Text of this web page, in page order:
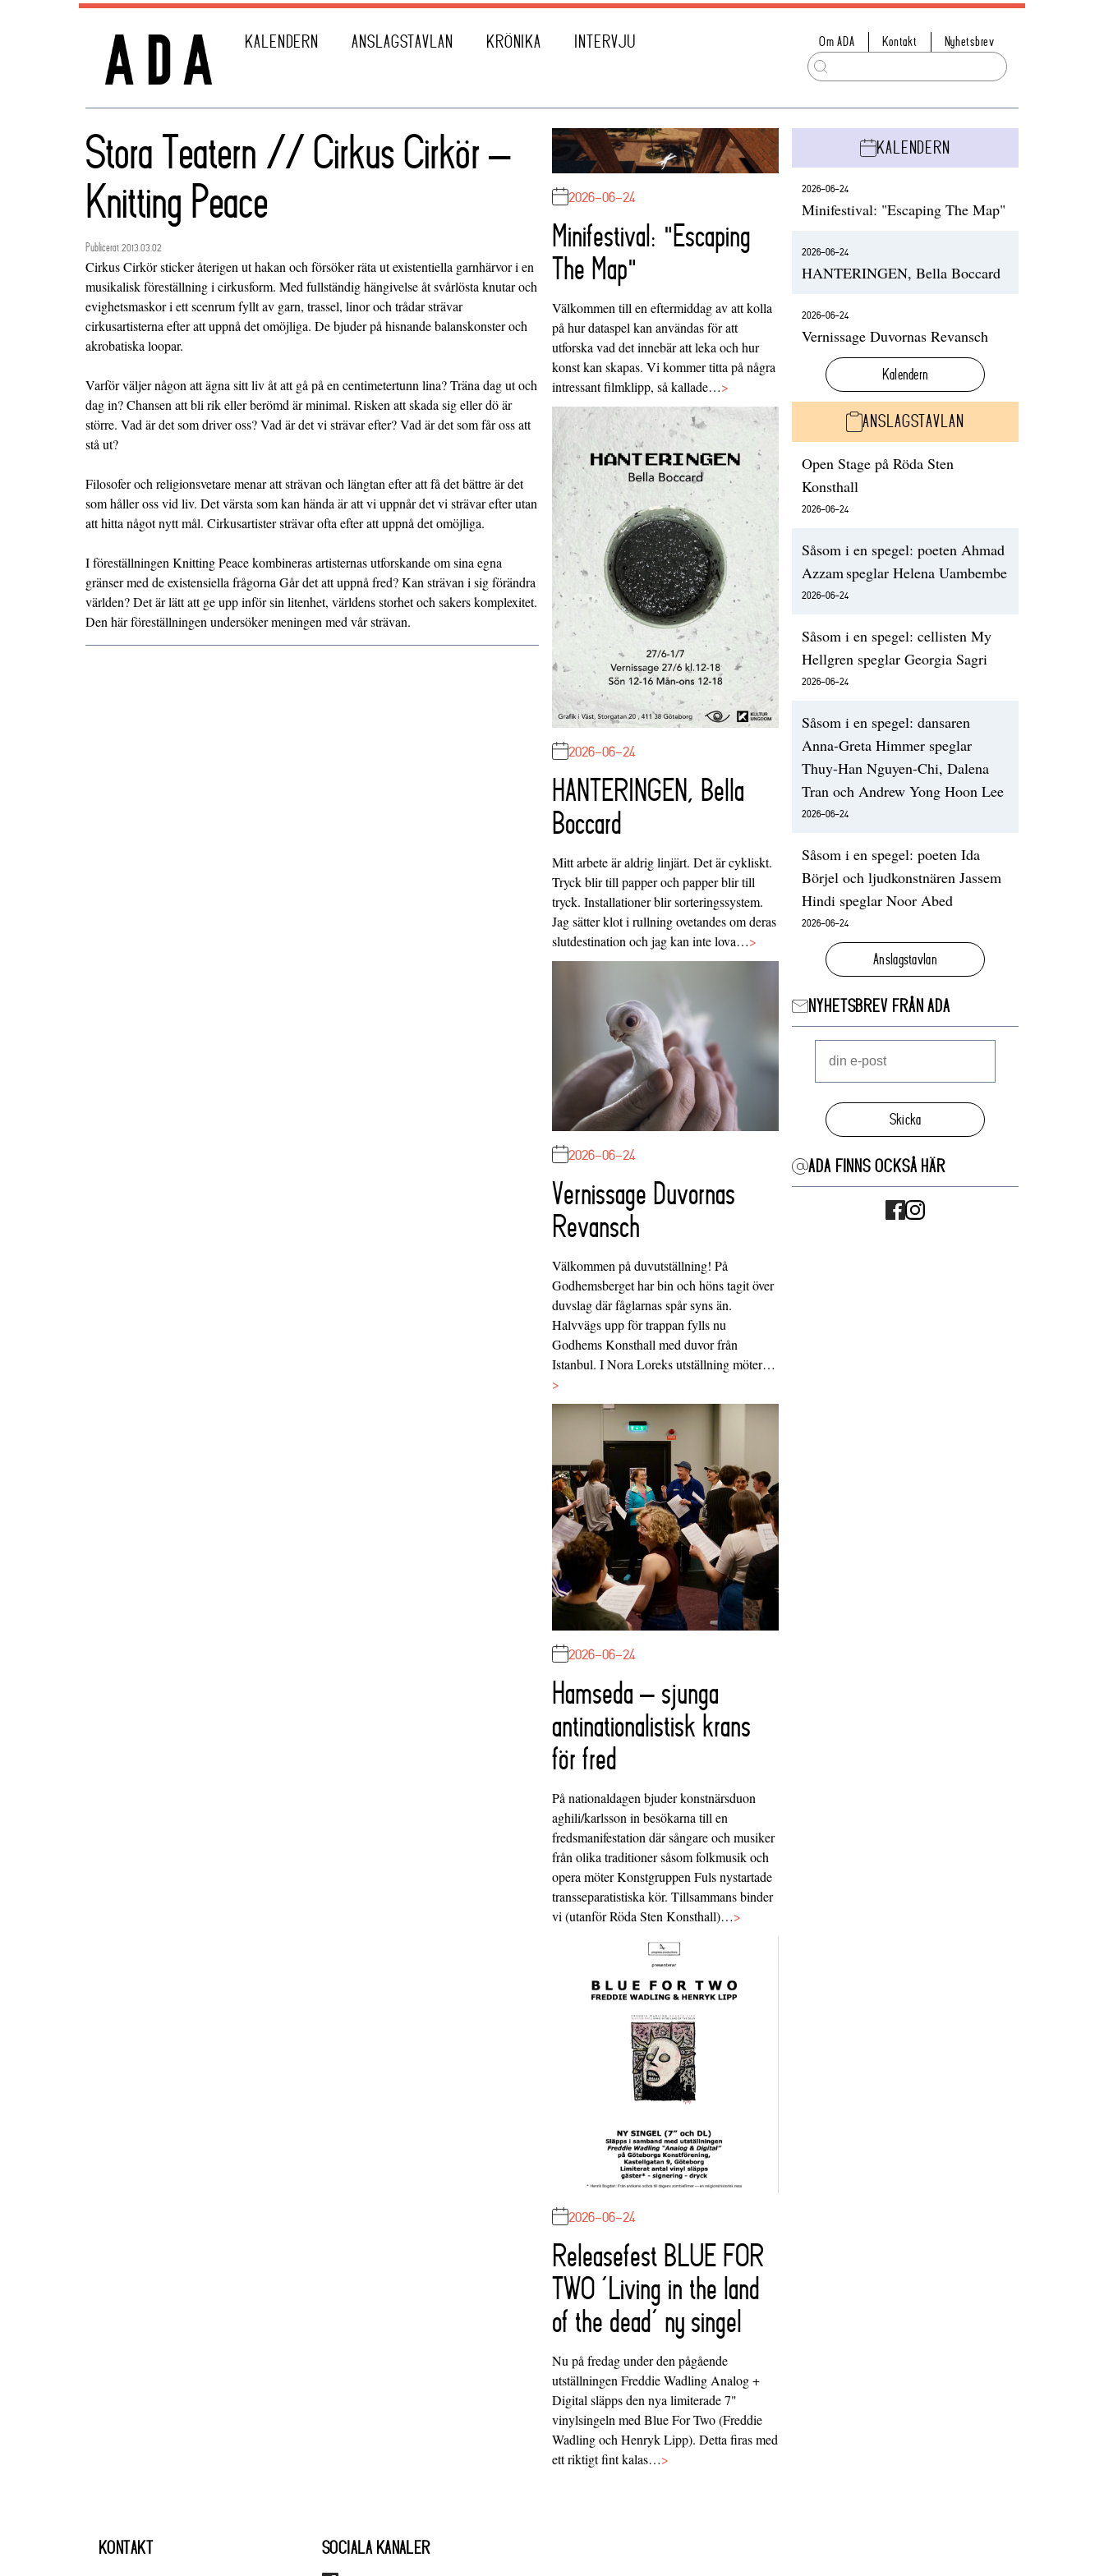
KALENDERN ANSLAGSTAVLAN KRÖNIKA INTERVJU Om ADA Kontakt Nyhetsbrev
Stora Teatern // Cirkus Cirkör –
Knitting Peace
Publicerat 2013.03.02
Cirkus Cirkör sticker återigen ut hakan och försöker räta ut existentiella garnhärvor i en
musikalisk föreställning i cirkusform. Med fullständig hängivelse åt svårlösta knutar och
evighetsmaskor i ett scenrum fyllt av garn, trassel, linor och trådar strävar
cirkusartisterna efter att uppnå det omöjliga. De bjuder på hisnande balanskonster och
akrobatiska loopar.
Varför väljer någon att ägna sitt liv åt att gå på en centimetertunn lina? Träna dag ut och
dag in? Chansen att bli rik eller berömd är minimal. Risken att skada sig eller dö är
större. Vad är det som driver oss? Vad är det vi strävar efter? Vad är det som får oss att
stå ut?
Filosofer och religionsvetare menar att strävan och längtan efter att få det bättre är det
som håller oss vid liv. Det värsta som kan hända är att vi uppnår det vi strävar efter utan
att hitta något nytt mål. Cirkusartister strävar ofta efter att uppnå det omöjliga.
I föreställningen Knitting Peace kombineras artisternas utforskande om sina egna
gränser med de existensiella frågorna Går det att uppnå fred? Kan strävan i sig förändra
världen? Det är lätt att ge upp inför sin litenhet, världens storhet och sakers komplexitet.
Den här föreställningen undersöker meningen med vår strävan.
2026-06-24
Minifestival: "Escaping
The Map"
Välkommen till en eftermiddag av att kolla
på hur dataspel kan användas för att
utforska vad det innebär att leka och hur
konst kan skapas. Vi kommer titta på några
intressant filmklipp, så kallade…>
2026-06-24
HANTERINGEN, Bella
Boccard
Mitt arbete är aldrig linjärt. Det är cykliskt.
Tryck blir till papper och papper blir till
tryck. Installationer blir sorteringssystem.
Jag sätter klot i rullning ovetandes om deras
slutdestination och jag kan inte lova…>
2026-06-24
Vernissage Duvornas
Revansch
Välkommen på duvutställning! På
Godhemsberget har bin och höns tagit över
duvslag där fåglarnas spår syns än.
Halvvägs upp för trappan fylls nu
Godhems Konsthall med duvor från
Istanbul. I Nora Loreks utställning möter…
>
2026-06-24
Hamseda – sjunga
antinationalistisk krans
för fred
På nationaldagen bjuder konstnärsduon
aghili/karlsson in besökarna till en
fredsmanifestation där sångare och musiker
från olika traditioner såsom folkmusik och
opera möter Konstgruppen Fuls nystartade
transseparatistiska kör. Tillsammans binder
vi (utanför Röda Sten Konsthall)…>
2026-06-24
Releasefest BLUE FOR
TWO ‘Living in the land
of the dead’ ny singel
Nu på fredag under den pågående
utställningen Freddie Wadling Analog +
Digital släpps den nya limiterade 7"
vinylsingeln med Blue For Two (Freddie
Wadling och Henryk Lipp). Detta firas med
ett riktigt fint kalas…>
KALENDERN
2026-06-24
Minifestival: "Escaping The Map"
2026-06-24
HANTERINGEN, Bella Boccard
2026-06-24
Vernissage Duvornas Revansch
Kalendern
ANSLAGSTAVLAN
Open Stage på Röda Sten
Konsthall
2026-06-24
Såsom i en spegel: poeten Ahmad
Azzam speglar Helena Uambembe
2026-06-24
Såsom i en spegel: cellisten My
Hellgren speglar Georgia Sagri
2026-06-24
Såsom i en spegel: dansaren
Anna-Greta Himmer speglar
Thuy-Han Nguyen-Chi, Dalena
Tran och Andrew Yong Hoon Lee
2026-06-24
Såsom i en spegel: poeten Ida
Börjel och ljudkonstnären Jassem
Hindi speglar Noor Abed
2026-06-24
Anslagstavlan
NYHETSBREV FRÅN ADA
Skicka
ADA FINNS OCKSÅ HÄR
KONTAKT SOCIALA KANALER